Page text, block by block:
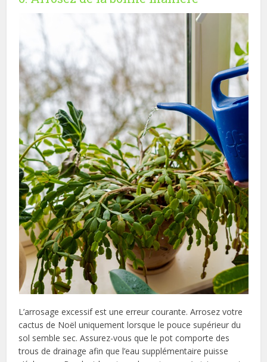
L’arrosage excessif est une erreur courante. Arrosez votre
cactus de Noël uniquement lorsque le pouce supérieur du
sol semble sec. Assurez-vous que le pot comporte des
trous de drainage afin que l’eau supplémentaire puisse